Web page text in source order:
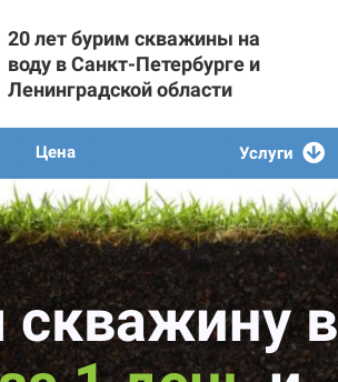
20 лет бурим скважины на
воду в Санкт-Петербурге и
Ленинградской области
Цена Услуги
в